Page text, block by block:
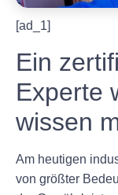
[ad_1]
Ein
Experte
wissen
Am heutigen
von größter